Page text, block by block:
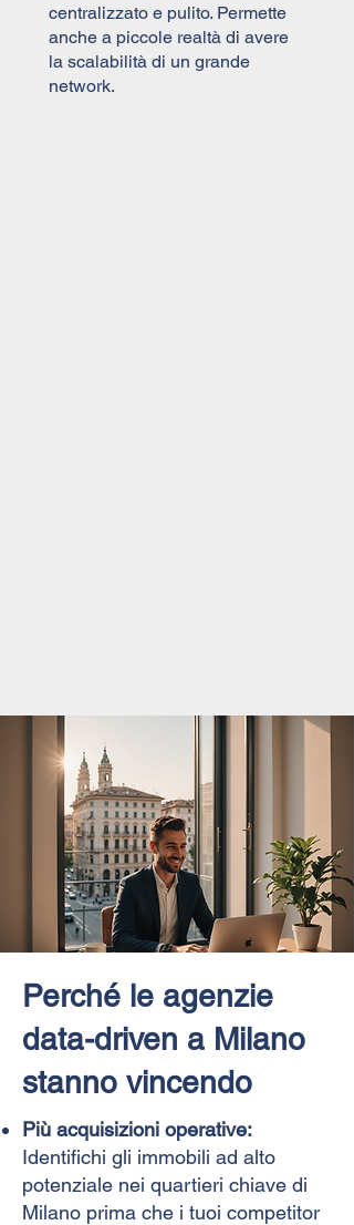
centralizzato e pulito. Permette
anche a piccole realtà di avere
la scalabilità di un grande
network.
Perché le agenzie
data-driven a Milano
stanno vincendo
Più acquisizioni operative:
Identifichi gli immobili ad alto
potenziale nei quartieri chiave di
Milano prima che i tuoi competitor